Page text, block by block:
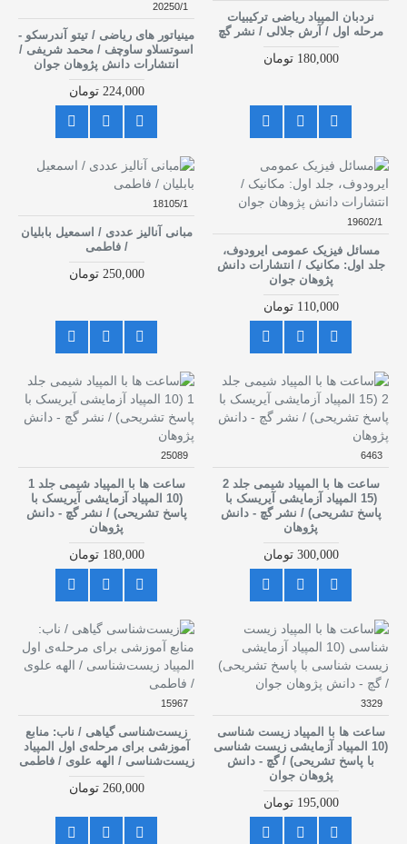
نردبان المپیاد ریاضی ترکیبیات
مرحله اول / آرش جلالی / نشر گچ
180,000 تومان
20250/1
مینیاتور های ریاضی / تیتو آندرسکو -
اسوتسلاو ساوچف / محمد شریفی /
انتشارات دانش پژوهان جوان
224,000 تومان
19602/1
مسائل فیزیک عمومی ایرودوف،
جلد اول: مکانیک / انتشارات دانش
پژوهان جوان
110,000 تومان
18105/1
مبانی آنالیز عددی / اسمعیل بابلیان
/ فاطمی
250,000 تومان
6463
ساعت ها با المپیاد شیمی جلد 2
(15 المپیاد آزمایشی آیریسک با
پاسخ تشریحی) / نشر گچ - دانش
پژوهان
300,000 تومان
25089
ساعت ها با المپیاد شیمی جلد 1
(10 المپیاد آزمایشی آیریسک با
پاسخ تشریحی) / نشر گچ - دانش
پژوهان
180,000 تومان
3329
ساعت ها با المپیاد زیست شناسی
(10 المپیاد آزمایشی زیست شناسی
با پاسخ تشریحی) / گچ - دانش
پژوهان جوان
195,000 تومان
15967
زیست‌شناسی گیاهی / ناب: منابع
آموزشی برای مرحله‌ی اول المپیاد
زیست‌شناسی / الهه علوی / فاطمی
260,000 تومان